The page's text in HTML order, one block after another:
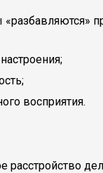
восприятия.